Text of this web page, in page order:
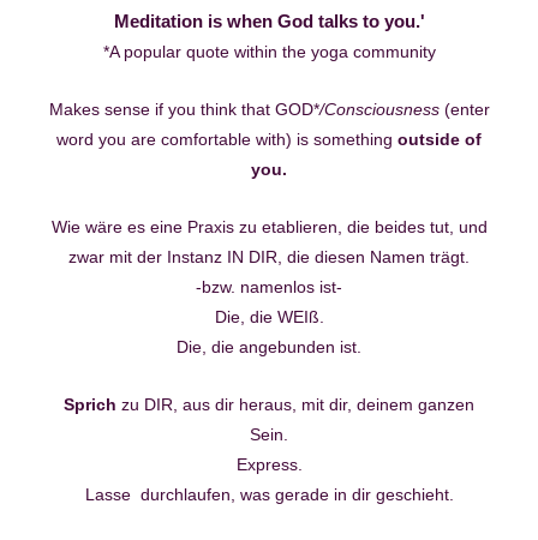
Meditation is when God talks to you.'
*A popular quote within the yoga community
Makes sense if you think that GOD*/Consciousness(enter
word you are comfortable with) is something outside of
you.
Wie wäre es eine Praxis zu etablieren, die beides tut, und
zwar mit der Instanz IN DIR, die diesen Namen trägt.
-bzw. namenlos ist-
Die, die WEIß.
Die, die angebunden ist.
Sprich zu DIR, aus dir heraus, mit dir, deinem ganzen
Sein.
Express.
Lasse durchlaufen, was gerade in dir geschieht.